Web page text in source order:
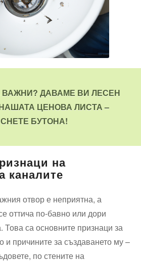
ВАЖНИ? ДАВАМЕ ВИ ЛЕСЕН
ЦЕНОВА ЛИСТА –
БУТОНА!
на
каналите
отвор е неприятна, а
оттича по-бавно или дори
Това са основните признаци за
и причините за създаването му –
по стените на